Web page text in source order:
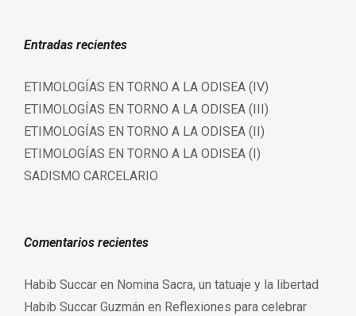
Entradas recientes
ETIMOLOGÍAS EN TORNO A LA ODISEA (IV)
ETIMOLOGÍAS EN TORNO A LA ODISEA (III)
ETIMOLOGÍAS EN TORNO A LA ODISEA (II)
ETIMOLOGÍAS EN TORNO A LA ODISEA (I)
SADISMO CARCELARIO
Comentarios recientes
Habib Succar en Nomina Sacra, un tatuaje y la libertad
Habib Succar Guzmán en Reflexiones para celebrar